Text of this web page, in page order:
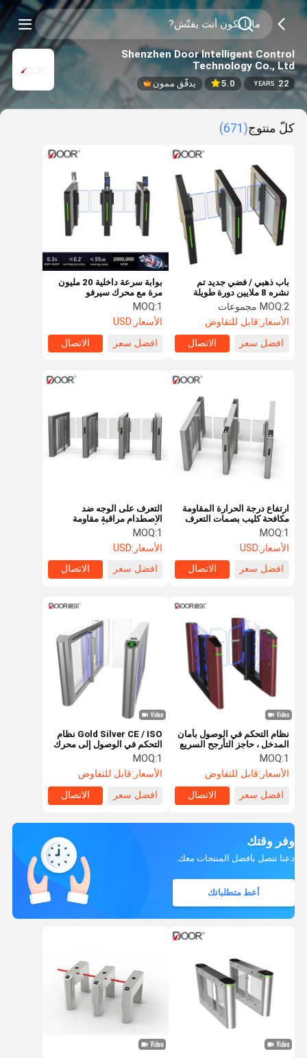
Shenzhen Door Intelligent Control
Technology Co., Ltd
22
YEARS
5.0 يدقّق ممون
كلّ منتوج(671)
بوابة سرعة داخلية 20 مليون
مرة مع محرك سيرفو
MOQ:1
الأسعار:USD
افضل سعر
الاتصال
باب ذهبي / فضي جديد تم
نشره 8 ملايين دورة طويلة
العمر بوابة سرعة
MOQ:2 مجموعات
الأسعار:قابل للتفاوض
افضل سعر
الاتصال
التعرف على الوجه ضد
الاصطدام مراقبة مقاومة
الأكسدة بوابات أمان المشاة
MOQ:1
الأسعار:USD
افضل سعر
الاتصال
ارتفاع درجة الحرارة المقاومة
مكافحة كليب بصمات التعرف
على سرعة بوابات مكتب
MOQ:1
الأسعار:USD
افضل سعر
الاتصال
Gold Silver CE / ISO نظام
التحكم في الوصول إلى محرك
سيرفو داخلي بوابة السرعة
السريعة
MOQ:1
الأسعار:قابل للتفاوض
افضل سعر
الاتصال
نظام التحكم في الوصول بأمان
المدخل ، حاجز التأرجح السريع
للبوابة
MOQ:1
الأسعار:قابل للتفاوض
افضل سعر
الاتصال
وفر وقتك
دعنا نتصل بأفضل المنتجات معك.
أعط متطلباتك